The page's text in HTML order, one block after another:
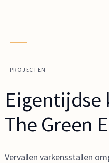
PROJECTEN
Eigentijdse
The Green
Vervallen varkensstallen